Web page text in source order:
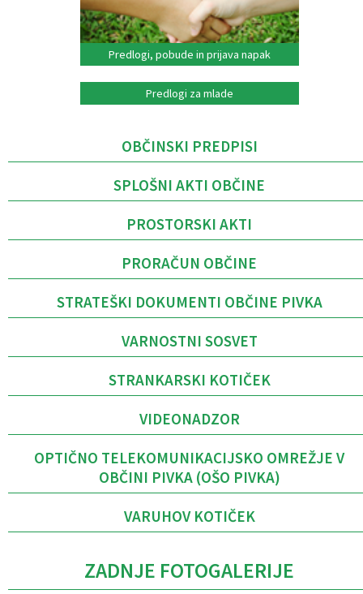
Predlogi, pobude in prijava napak
Predlogi za mlade
OBČINSKI PREDPISI
SPLOŠNI AKTI OBČINE
PROSTORSKI AKTI
PRORAČUN OBČINE
STRATEŠKI DOKUMENTI OBČINE PIVKA
VARNOSTNI SOSVET
STRANKARSKI KOTIČEK
VIDEONADZOR
OPTIČNO TELEKOMUNIKACIJSKO OMREŽJE V
OBČINI PIVKA (OŠO PIVKA)
VARUHOV KOTIČEK
ZADNJE FOTOGALERIJE